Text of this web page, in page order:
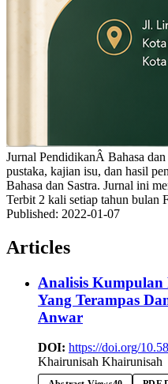
Jurnal PendidikanÂ Bahasa
pustaka, kajian isu, dan hasil
Bahasa dan Sastra. Jurnal ini
Terbit 2 kali setiap tahun bulan
Published: 2022-01-07
Articles
Analisis
Yang Terampas
Anwar
DOI: https://doi.org/
Khairunisah Khairunisah